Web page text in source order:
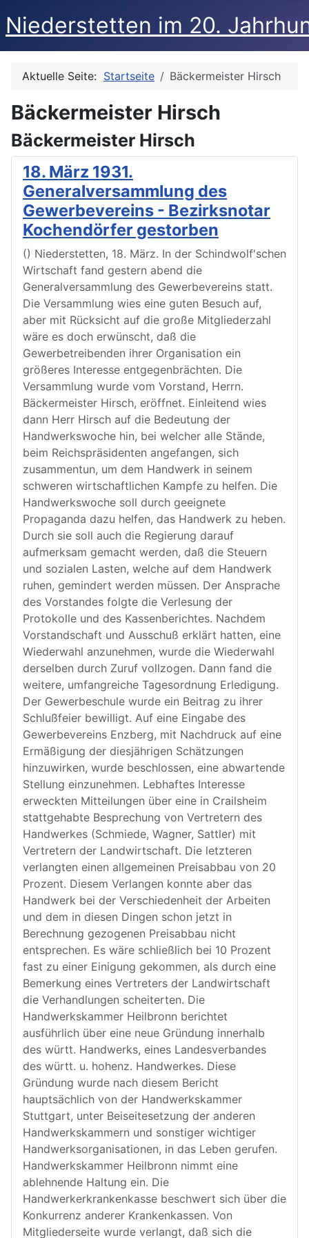
Niederstetten im 20.
Aktuelle Seite: Startseite Bäckermeister Hirsch
Bäckermeister Hirsch
Bäckermeister Hirsch
18. März 1931.
Generalversammlung des
Gewerbevereins - Bezirksnotar
Kochendörfer gestorben
() Niederstetten, 18. März. In der Schindwolf'schen
Wirtschaft fand gestern abend die
Generalversammlung des Gewerbevereins statt.
Die Versammlung wies eine guten Besuch auf,
aber mit Rücksicht auf die große Mitgliederzahl
wäre es doch erwünscht, daß die
Gewerbetreibenden ihrer Organisation ein
größeres Interesse entgegenbrächten. Die
Versammlung wurde vom Vorstand, Herrn.
Bäckermeister Hirsch, eröffnet. Einleitend wies
dann Herr Hirsch auf die Bedeutung der
Handwerkswoche hin, bei welcher alle Stände,
beim Reichspräsidenten angefangen, sich
zusammentun, um dem Handwerk in seinem
schweren wirtschaftlichen Kampfe zu helfen. Die
Handwerkswoche soll durch geeignete
Propaganda dazu helfen, das Handwerk zu heben.
Durch sie soll auch die Regierung darauf
aufmerksam gemacht werden, daß die Steuern
und sozialen Lasten, welche auf dem Handwerk
ruhen, gemindert werden müssen. Der Ansprache
des Vorstandes folgte die Verlesung der
Protokolle und des Kassenberichtes. Nachdem
Vorstandschaft und Ausschuß erklärt hatten, eine
Wiederwahl anzunehmen, wurde die Wiederwahl
derselben durch Zuruf vollzogen. Dann fand die
weitere, umfangreiche Tagesordnung Erledigung.
Der Gewerbeschule wurde ein Beitrag zu ihrer
Schlußfeier bewilligt. Auf eine Eingabe des
Gewerbevereins Enzberg, mit Nachdruck auf eine
Ermäßigung der diesjährigen Schätzungen
hinzuwirken, wurde beschlossen, eine abwartende
Stellung einzunehmen. Lebhaftes Interesse
erweckten Mitteilungen über eine in Crailsheim
stattgehabte Besprechung von Vertretern des
Handwerkes (Schmiede, Wagner, Sattler) mit
Vertretern der Landwirtschaft. Die letzteren
verlangten einen allgemeinen Preisabbau von 20
Prozent. Diesem Verlangen konnte aber das
Handwerk bei der Verschiedenheit der Arbeiten
und dem in diesen Dingen schon jetzt in
Berechnung gezogenen Preisabbau nicht
entsprechen. Es wäre schließlich bei 10 Prozent
fast zu einer Einigung gekommen, als durch eine
Bemerkung eines Vertreters der Landwirtschaft
die Verhandlungen scheiterten. Die
Handwerkskammer Heilbronn berichtet
ausführlich über eine neue Gründung innerhalb
des württ. Handwerks, eines Landesverbandes
des württ. u. hohenz. Handwerkes. Diese
Gründung wurde nach diesem Bericht
hauptsächlich von der Handwerkskammer
Stuttgart, unter Beiseitesetzung der anderen
Handwerkskammern und sonstiger wichtiger
Handwerksorganisationen, in das Leben gerufen.
Handwerkskammer Heilbronn nimmt eine
ablehnende Haltung ein. Die
Handwerkerkrankenkasse beschwert sich über die
Konkurrenz anderer Krankenkassen. Von
Mitgliederseite wurde verlangt, daß sich die